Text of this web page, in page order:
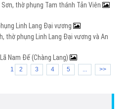
thờ phụng Tam thánh Tản Viên
Linh Lang Đại vương
thờ phụng Linh Lang Đại vương và An
Nam Đế (Chàng Lang)
1 2 3 4 5 ... >>